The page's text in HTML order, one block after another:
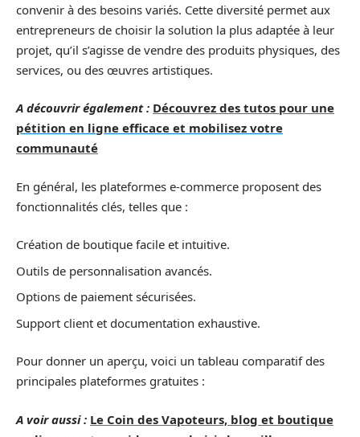
convenir à des besoins variés. Cette diversité permet aux
entrepreneurs de choisir la solution la plus adaptée à leur
projet, qu’il s’agisse de vendre des produits physiques, des
services, ou des œuvres artistiques.
A découvrir également : Découvrez des tutos pour une
pétition en ligne efficace et mobilisez votre
communauté
En général, les plateformes e-commerce proposent des
fonctionnalités clés, telles que :
Création de boutique facile et intuitive.
Outils de personnalisation avancés.
Options de paiement sécurisées.
Support client et documentation exhaustive.
Pour donner un aperçu, voici un tableau comparatif des
principales plateformes gratuites :
A voir aussi : Le Coin des Vapoteurs, blog et boutique